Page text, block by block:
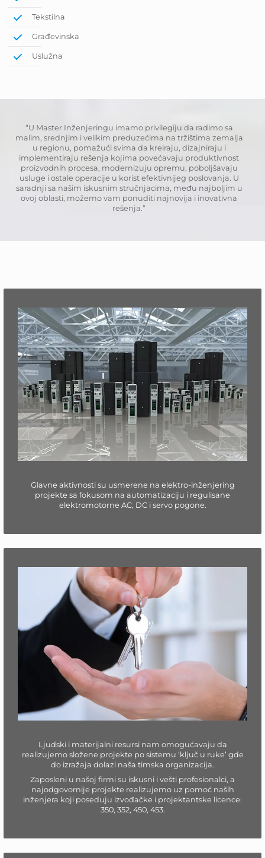
Tekstilna
Građevinska
Uslužna
“U Master Inženjeringu imamo privilegiju da radimo sa
malim, srednjim i velikim preduzećima na tržištima zemalja
u regionu, pomažući svima da kreiraju, dizajniraju i
implementiraju rešenja kojima povećavaju produktivnost
proizvodnih procesa, modernizuju opremu, poboljšavaju
usluge i ostale operacije u korist efektivnijeg poslovanja. U
saradnji sa našim iskusnim stručnjacima, među najboljim u
ovoj oblasti, možemo vam ponuditi najnovija i inovativna
rešenja.”
Glavne aktivnosti su usmerene na elektro-inženjering
projekte sa fokusom na automatizaciju i regulisane
elektromotorne AC, DC i servo pogone.
Ljudski i materijalni resursi nam omogućavaju da
realizujemo složene projekte po sistemu ‘ključ u ruke’ gde
do izražaja dolazi naša timska organizacija.
Zaposleni u našoj firmi su iskusni i vešti profesionalci, a
najodgovornije projekte realizujemo uz pomoć naših
inženjera koji poseduju izvođačke i projektantske licence:
350, 352, 450, 453.